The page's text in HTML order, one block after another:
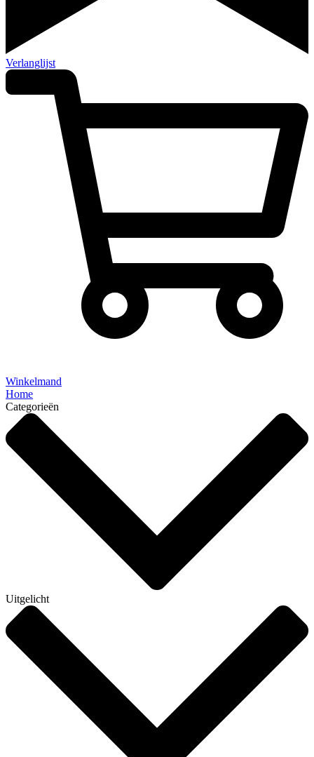
Verlanglijst
Winkelmand
Home
Categorieën
Uitgelicht